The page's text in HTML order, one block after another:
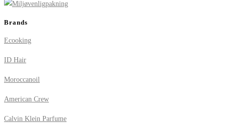
Brands
Ecooking
ID Hair
Moroccanoil
American Crew
Calvin Klein Parfume